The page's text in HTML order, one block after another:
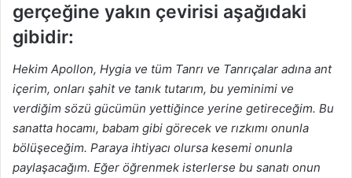
gerçeğine yakın çevirisi aşağıdaki
gibidir:
Hekim Apollon, Hygia ve tüm Tanrı ve Tanrıçalar adına ant
içerim, onları şahit ve tanık tutarım, bu yeminimi ve
verdiğim sözü gücümün yettiğince yerine getireceğim. Bu
sanatta hocamı, babam gibi görecek ve rızkımı onunla
bölüşeceğim. Paraya ihtiyacı olursa kesemi onunla
paylaşacağım. Eğer öğrenmek isterlerse bu sanatı onun